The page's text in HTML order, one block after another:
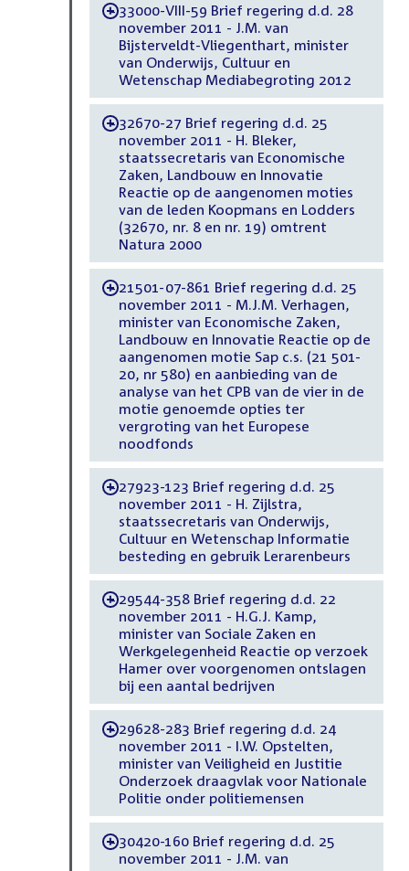
-33000-VIII-59 Brief regering d.d. 28
november 2011 - J.M. van
Bijsterveldt-Vliegenthart, minister
van Onderwijs, Cultuur en
Wetenschap Mediabegroting 2012
-32670-27 Brief regering d.d. 25
november 2011 - H. Bleker,
staatssecretaris van Economische
Zaken, Landbouw en Innovatie
Reactie op de aangenomen moties
van de leden Koopmans en Lodders
(32670, nr. 8 en nr. 19) omtrent
Natura 2000
-21501-07-861 Brief regering d.d. 25
november 2011 - M.J.M. Verhagen,
minister van Economische Zaken,
Landbouw en Innovatie Reactie op de
aangenomen motie Sap c.s. (21 501-
20, nr 580) en aanbieding van de
analyse van het CPB van de vier in de
motie genoemde opties ter
vergroting van het Europese
noodfonds
-27923-123 Brief regering d.d. 25
november 2011 - H. Zijlstra,
staatssecretaris van Onderwijs,
Cultuur en Wetenschap Informatie
besteding en gebruik Lerarenbeurs
-29544-358 Brief regering d.d. 22
november 2011 - H.G.J. Kamp,
minister van Sociale Zaken en
Werkgelegenheid Reactie op verzoek
Hamer over voorgenomen ontslagen
bij een aantal bedrijven
-29628-283 Brief regering d.d. 24
november 2011 - I.W. Opstelten,
minister van Veiligheid en Justitie
Onderzoek draagvlak voor Nationale
Politie onder politiemensen
-30420-160 Brief regering d.d. 25
november 2011 - J.M. van